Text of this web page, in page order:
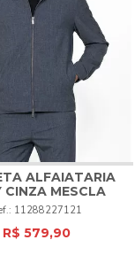
ALFAIATARIA
CINZA MESCLA
11288227121
R$ 579,90